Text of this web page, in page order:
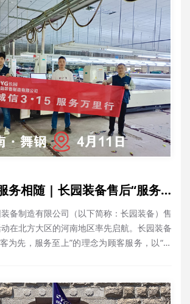
万里相伴，服务相随 | 长园装备售后“服务万里行”之河南
备制造有限公司（以下简称：长园装备）售
动在北方大区的河南地区率先启航。长园装备
为先，服务至上”的理念为顾客服务，以“快
意，诚为客户提供量身定制的硬软件融合的
……